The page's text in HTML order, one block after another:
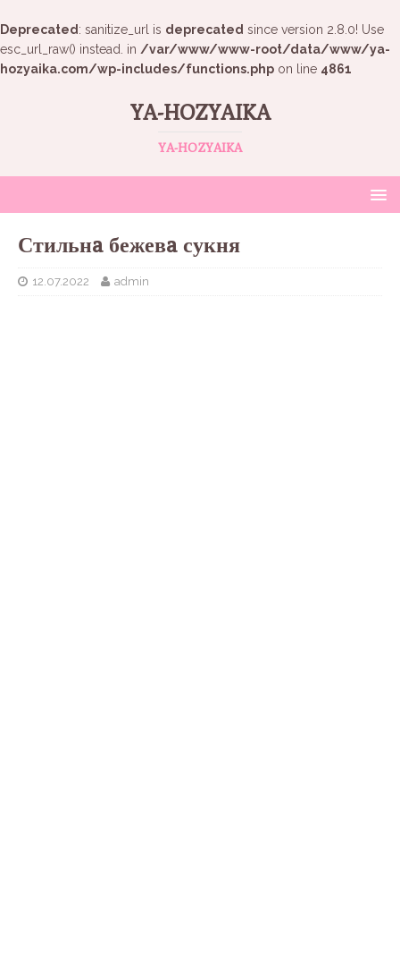
Deprecated : sanitize_url is deprecated since version 2.8.0! Use
esc_url_raw() instead. in /var/www/www-root/data/www/ya-
hozyaika.com/wp-includes/functions.php on line 4861
YA-HOZYAIKA
YA-HOZYAIKA
Стильнa бежевa сукня
12.07.2022 admin